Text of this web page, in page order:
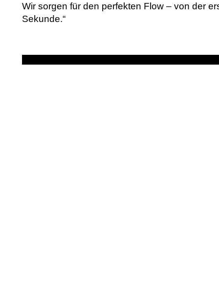
Wir sorgen für den perfekten Flow – von der
Sekunde.“